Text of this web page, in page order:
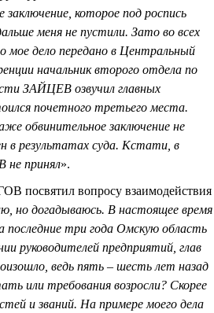
которое под роспись
меня не пустили. Зато во всех
дело передано в Центральный
начальник второго отдела по
ЗАЙЦЕВ озвучил главных
почетного третьего места.
обвинительное заключение не
результатах суда. Кстати, в
не принял».
посвятил вопросу взаимодействия
но догадываюсь. В настоящее время
три года Омскую область
руководителей предприятий, глав
ведь пять – шесть лет назад
или требования возросли? Скорее
и званий. На примере моего дела